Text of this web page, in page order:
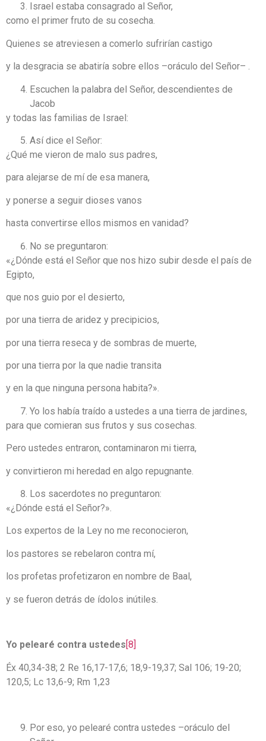
Israel estaba consagrado al Señor,
como el primer fruto de su cosecha.
Quienes se atreviesen a comerlo sufrirían castigo
y la desgracia se abatiría sobre ellos –oráculo del Señor– .
Escuchen la palabra del Señor, descendientes de
Jacob
y todas las familias de Israel:
Así dice el Señor:
¿Qué me vieron de malo sus padres,
para alejarse de mí de esa manera,
y ponerse a seguir dioses vanos
hasta convertirse ellos mismos en vanidad?
No se preguntaron:
«¿Dónde está el Señor que nos hizo subir desde el país de
Egipto,
que nos guio por el desierto,
por una tierra de aridez y precipicios,
por una tierra reseca y de sombras de muerte,
por una tierra por la que nadie transita
y en la que ninguna persona habita?».
Yo los había traído a ustedes a una tierra de jardines,
para que comieran sus frutos y sus cosechas.
Pero ustedes entraron, contaminaron mi tierra,
y convirtieron mi heredad en algo repugnante.
Los sacerdotes no preguntaron:
«¿Dónde está el Señor?».
Los expertos de la Ley no me reconocieron,
los pastores se rebelaron contra mí,
los profetas profetizaron en nombre de Baal,
y se fueron detrás de ídolos inútiles.
Yo pelearé contra ustedes [8]
Éx 40,34-38; 2 Re 16,17-17,6; 18,9-19,37; Sal 106; 19-20;
120,5; Lc 13,6-9; Rm 1,23
Por eso, yo pelearé contra ustedes –oráculo del